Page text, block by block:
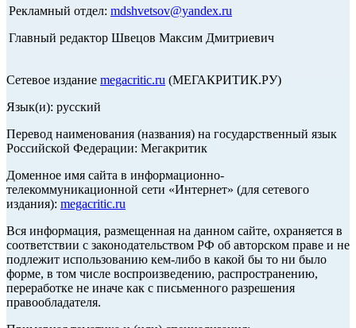
Рекламный отдел: mdshvetsov@yandex.ru
Главный редактор Швецов Максим Дмитриевич
Сетевое издание megacritic.ru (МЕГАКРИТИК.РУ)
Язык(и): русский
Перевод наименования (названия) на государственный язык
Российской Федерации: Мегакритик
Доменное имя сайта в информационно-
телекоммуникационной сети «Интернет» (для сетевого
издания): megacritic.ru
Вся информация, размещенная на данном сайте, охраняется в
соответствии с законодательством РФ об авторском праве и не
подлежит использованию кем-либо в какой бы то ни было
форме, в том числе воспроизведению, распространению,
переработке не иначе как с письменного разрешения
правообладателя.